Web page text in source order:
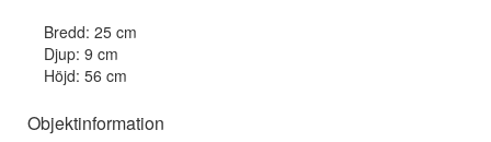
Bredd: 25 cm
Djup: 9 cm
Höjd: 56 cm
Objektinformation